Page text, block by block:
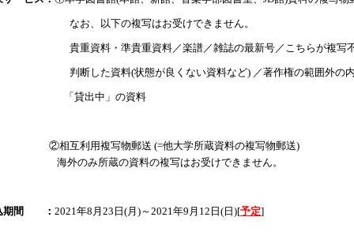
なお、以下の複写はお受けできません。
貴重資料・準貴重資料／楽譜／雑誌の最新号／こちらが複写
判断した資料(状態が良くない資料など) ／著作権の範囲外の
「貸出中」の資料
②相互利用複写物郵送 (=他大学所蔵資料の複写物郵送)
海外のみ所蔵の資料の複写はお受けできません。
期間 ： 2021年8月23日 (月 )～2021年9月12日 (日 )[予定]